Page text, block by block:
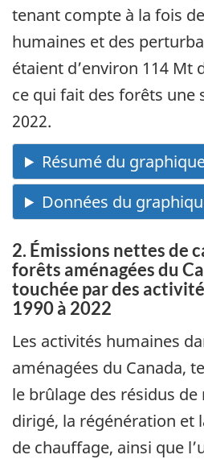
tenant compte à la fois
humaines et des
étaient d’environ 114 Mt
ce qui fait des forêts une
2022.
2. Émissions nettes de
forêts aménagées du
touchée par des
1990 à 2022
Les activités humaines
aménagées du Canada,
le brûlage des résidus
dirigé, la régénération et
de chauffage, ainsi que